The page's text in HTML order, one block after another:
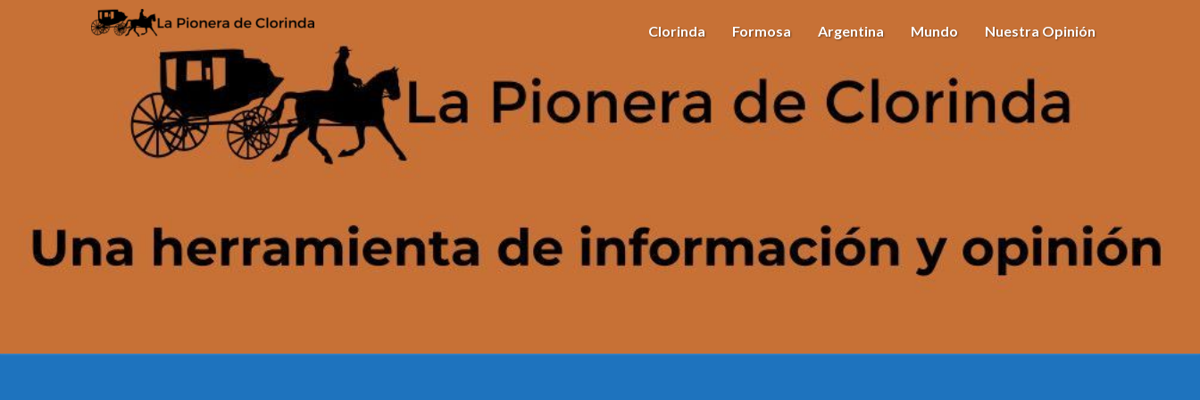
Clorinda Formosa Argentina Mundo Nuestra Opinión